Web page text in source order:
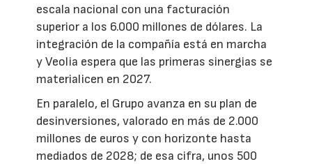
escala nacional con una facturación
superior a los 6.000 millones de dólares. La
integración de la compañía está en marcha
y Veolia espera que las primeras sinergias se
materialicen en 2027.
En paralelo, el Grupo avanza en su plan de
desinversiones, valorado en más de 2.000
millones de euros y con horizonte hasta
mediados de 2028; de esa cifra, unos 500